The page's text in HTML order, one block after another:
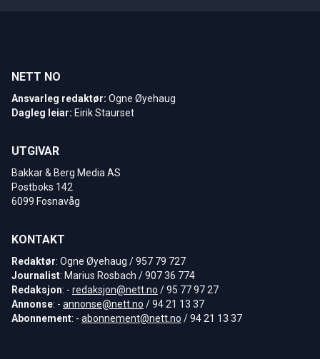
NETT NO
Ansvarleg redaktør: Ogne Øyehaug
Dagleg leiar: Eirik Staurset
UTGIVAR
Bakkar & Berg Media AS
Postboks 142
6099 Fosnavåg
KONTAKT
Redaktør: Ogne Øyehaug / 957 79 727
Journalist: Marius Rosbach / 907 36 774
Redaksjon: - redaksjon@nett.no / 95 77 97 27
Annonse: - annonse@nett.no / 94 21 13 37
Abonnement: - abonnement@nett.no / 94 21 13 37